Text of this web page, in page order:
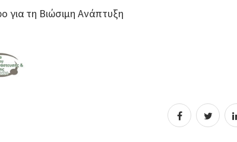
για τη Βιώσιμη Ανάπτυξη